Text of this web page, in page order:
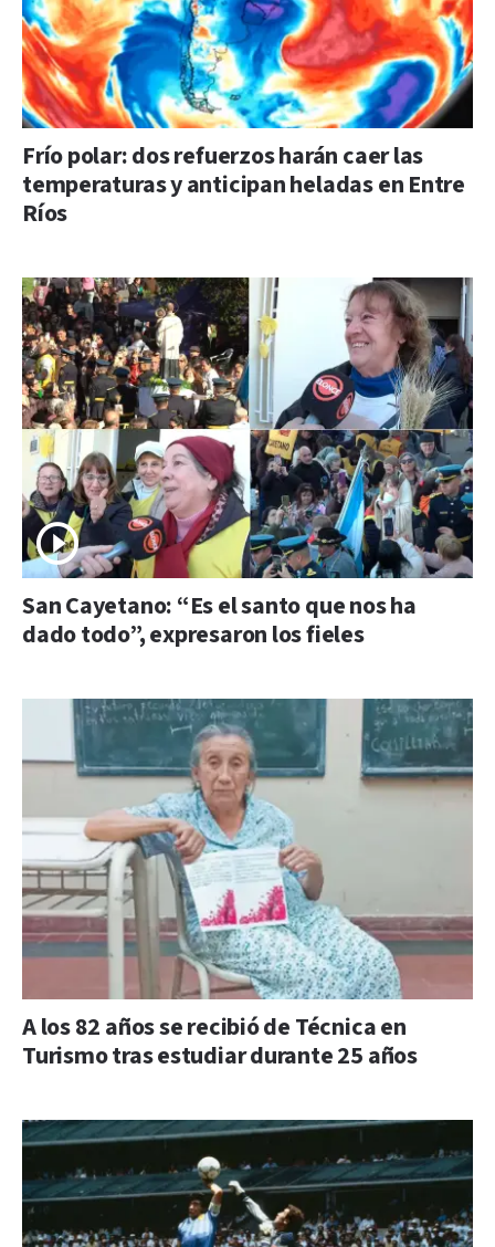
Frío polar: dos refuerzos harán caer las
temperaturas y anticipan heladas en Entre
Ríos
San Cayetano: “Es el santo que nos ha
dado todo”, expresaron los fieles
A los 82 años se recibió de Técnica en
Turismo tras estudiar durante 25 años